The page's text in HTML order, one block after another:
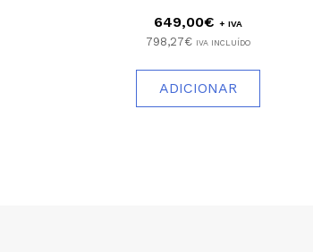
649,00€+ IVA
798,27€ IVA INCLUÍDO
ADICIONAR